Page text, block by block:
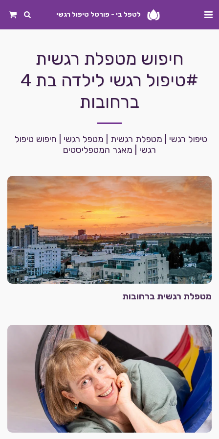
לטפל בי - פורטל טיפול רגשי
חיפוש מטפלת רגשית
#טיפול רגשי לילדה בת 4
ברחובות
רגשי | מאגר המטפליסטים
מטפלת רגשית ברחובות